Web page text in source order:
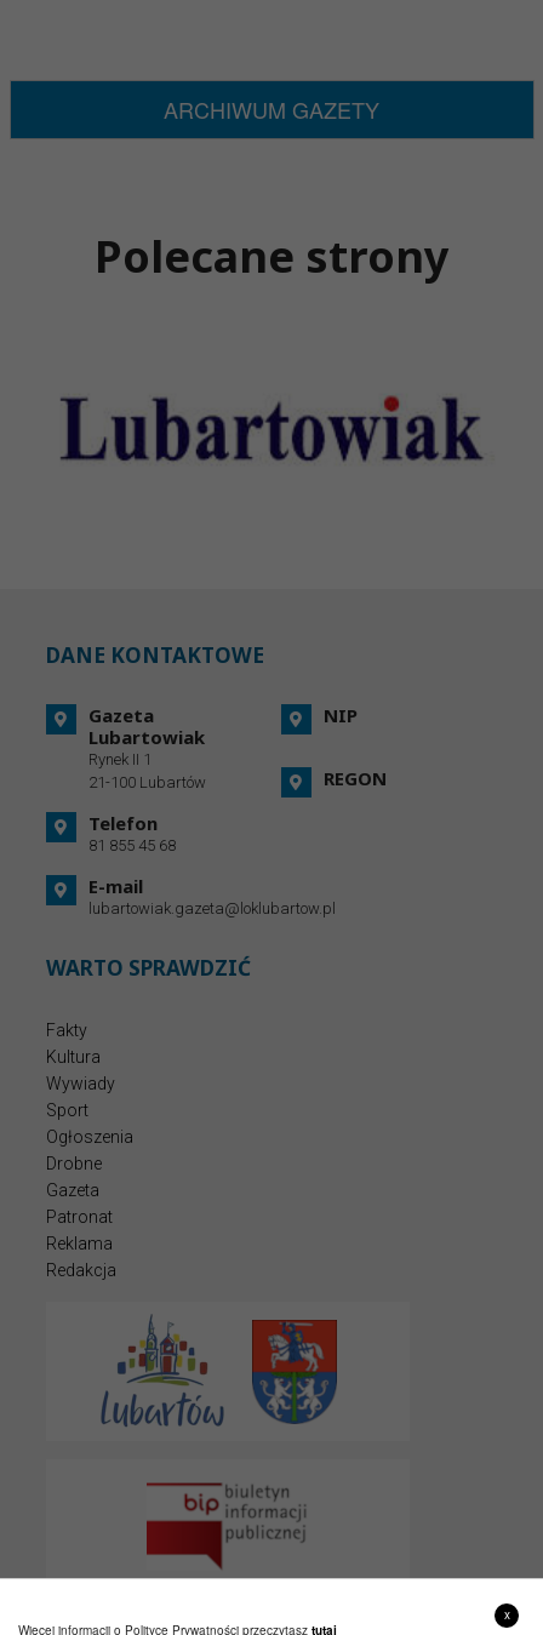
ARCHIWUM GAZETY
Polecane strony
DANE KONTAKTOWE
Gazeta
Lubartowiak
Rynek II 1
21-100 Lubartów
Telefon
81 855 45 68
E-mail
lubartowiak.gazeta@loklubartow.pl
NIP
REGON
WARTO SPRAWDZIĆ
Fakty
Kultura
Wywiady
Sport
Ogłoszenia
Drobne
Gazeta
Patronat
Reklama
Redakcja
x
Więcej informacji o Polityce Prywatności przeczytasz tutaj